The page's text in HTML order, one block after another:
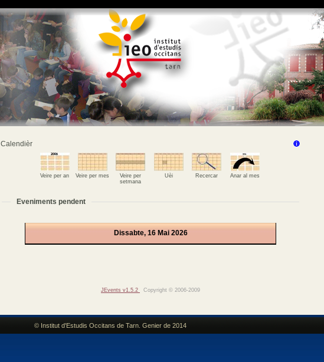
Calendièr
Veire per an Veire per mes
Veire per
setmana
Uèi Recercar Anar al mes
Eveniments pendent
Dissabte, 16 Mai 2026
JEvents v1.5.2 Copyright © 2006-2009
© Institut d'Estudis Occitans de Tarn. Genier de 2014